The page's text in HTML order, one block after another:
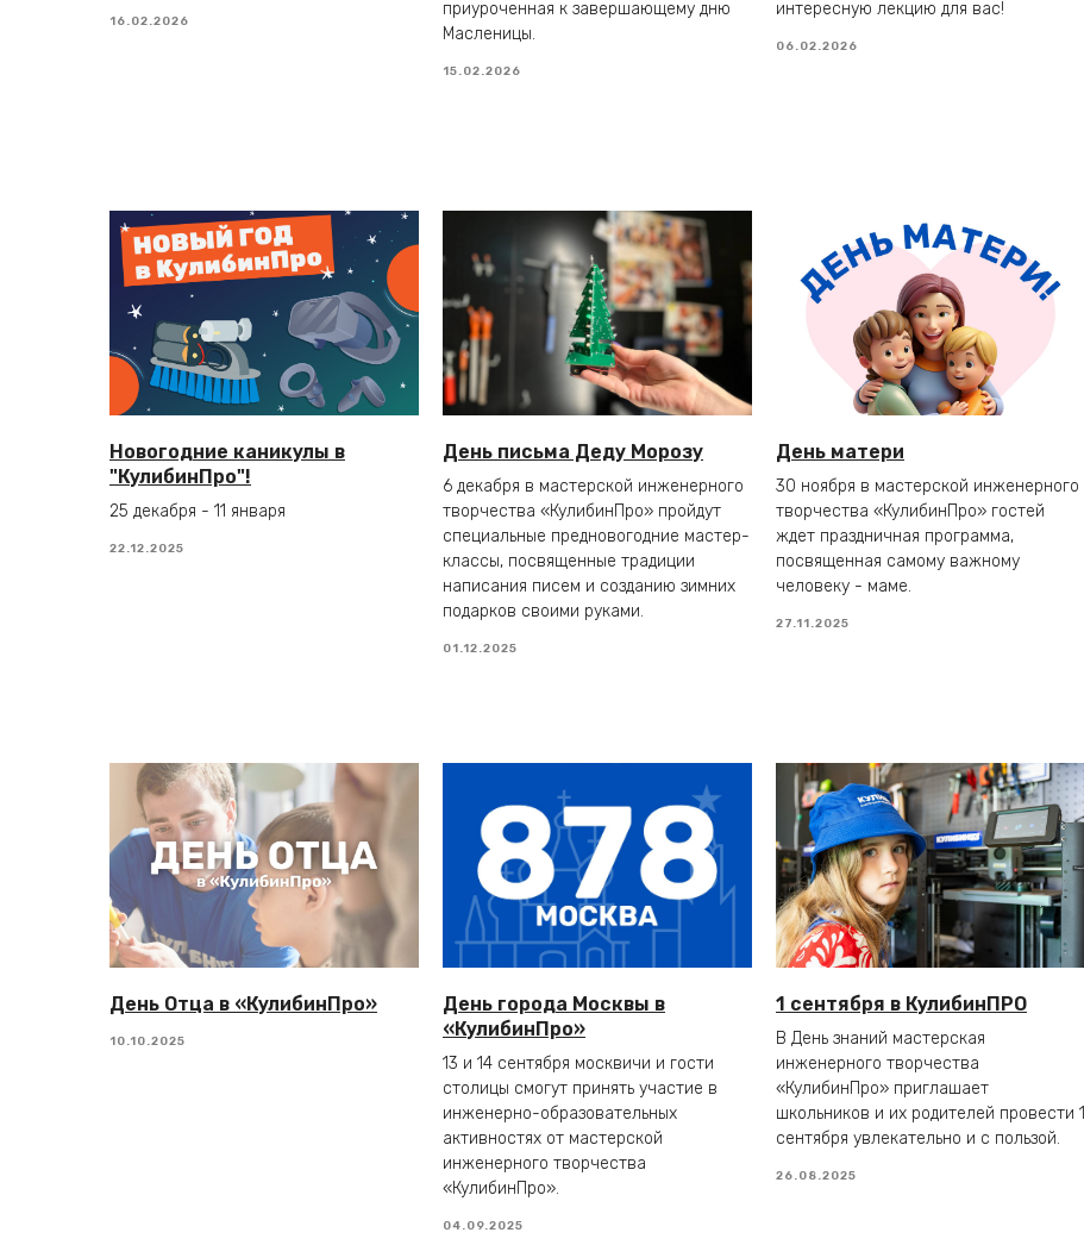
16.02.2026
приуроченная к завершающему дню
Масленицы.
15.02.2026
интересную лекцию для вас!
06.02.2026
Новогодние каникулы в
"КулибинПро"!
25 декабря - 11 января
22.12.2025
День письма Деду Морозу
6 декабря в мастерской инженерного
творчества «КулибинПро» пройдут
специальные предновогодние мастер-
классы, посвященные традиции
написания писем и созданию зимних
подарков своими руками.
01.12.2025
День матери
30 ноября в мастерской инженерного
творчества «КулибинПро» гостей
ждет праздничная программа,
посвященная самому важному
человеку - маме.
27.11.2025
День Отца в «КулибинПро»
10.10.2025
День города Москвы в
«КулибинПро»
13 и 14 сентября москвичи и гости
столицы смогут принять участие в
инженерно-образовательных
активностях от мастерской
инженерного творчества
«КулибинПро».
04.09.2025
1 сентября в КулибинПРО
В День знаний мастерская
инженерного творчества
«КулибинПро» приглашает
школьников и их родителей провести 1
сентября увлекательно и с пользой.
26.08.2025